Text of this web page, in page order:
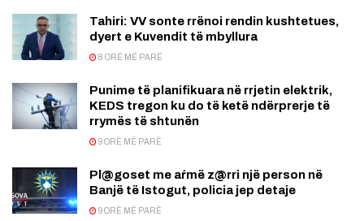
Tahiri: VV sonte rrënoi rendin kushtetues,
dyert e Kuvendit të mbyllura
8 ORË MË PARË
Punime të planifikuara në rrjetin elektrik,
KEDS tregon ku do të ketë ndërprerje të
rrymës të shtunën
9 ORË MË PARË
Pl@goset me aŕmë z@rri një person në
Banjë të Istogut, policia jep detaje
9 ORË MË PARË